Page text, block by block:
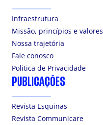
Infraestrutura
Missão, princípios e valores
Nossa trajetória
Fale conosco
Politica de Privacidade
PUBLICAÇÕES
Revista Esquinas
Revista Communicare